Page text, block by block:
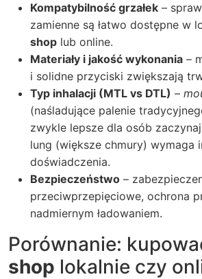
Kompatybilność grzałek –
zamienne są łatwo dostępne w
shop lub online.
Materiały i jakość wykonania –
i solidne przyciski zwiększają
Typ inhalacji (MTL vs DTL) –
(naśladujące palenie
zwykle lepsze dla osób
lung (większe chmury) wymaga
doświadczenia.
Bezpieczeństwo –
przeciwprzepięciowe, ochrona
nadmiernym ładowaniem.
Porównanie:
shop lokalnie czy